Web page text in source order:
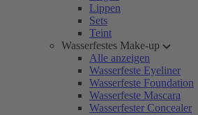
Lippen
Sets
Teint
Wasserfestes Make-up
Alle anzeigen
Wasserfeste Eyeliner
Wasserfeste Foundation
Wasserfeste Mascara
Wasserfester Concealer